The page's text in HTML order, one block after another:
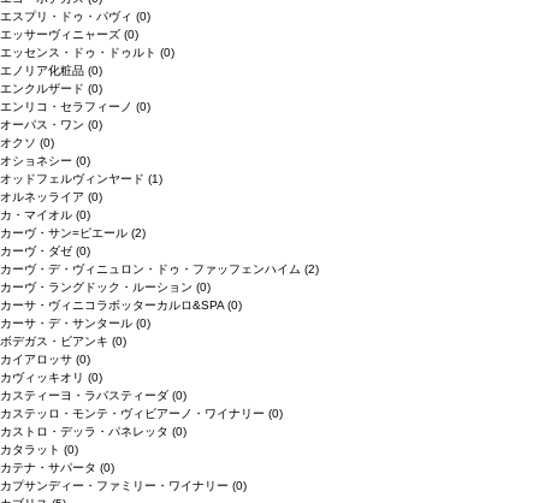
エスプリ・ドゥ・パヴィ (0)
エッサーヴィニャーズ (0)
エッセンス・ドゥ・ドゥルト (0)
エノリア化粧品 (0)
エンクルザード (0)
エンリコ・セラフィーノ (0)
オーパス・ワン (0)
オクソ (0)
オショネシー (0)
オッドフェルヴィンヤード (1)
オルネッライア (0)
カ・マイオル (0)
カーヴ・サン=ピエール (2)
カーヴ・ダゼ (0)
カーヴ・デ・ヴィニュロン・ドゥ・ファッフェンハイム (2)
カーヴ・ラングドック・ルーション (0)
カーサ・ヴィニコラボッターカルロ&SPA (0)
カーサ・デ・サンタール (0)
ボデガス・ビアンキ (0)
カイアロッサ (0)
カヴィッキオリ (0)
カスティーヨ・ラバスティーダ (0)
カステッロ・モンテ・ヴィビアーノ・ワイナリー (0)
カストロ・デッラ・パネレッタ (0)
カタラット (0)
カテナ・サパータ (0)
カプサンディー・ファミリー・ワイナリー (0)